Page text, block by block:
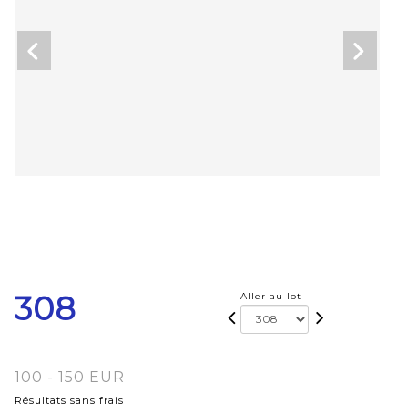
308 Aller au lot
100 - 150 EUR
Résultats sans frais